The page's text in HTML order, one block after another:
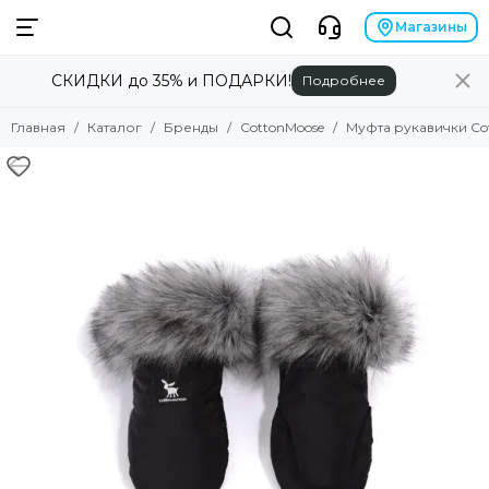
Смотреть все товары
Angela Bella
Baby Patent
Babiators
Baby Chipak
Brand for my son
Britax Roemer
Магазины
СКИДКИ до 35% и ПОДАРКИ! Подробнее
Главная Каталог Бренды CottonMoose Муфта рукавички